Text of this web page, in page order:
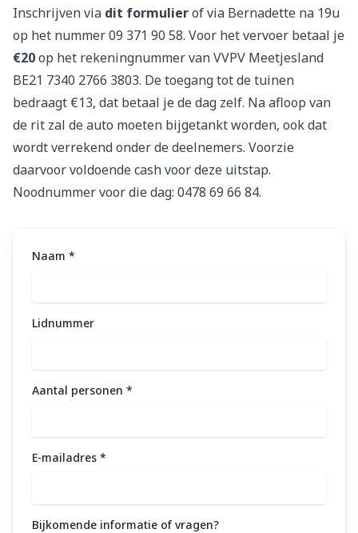
Inschrijven via dit formulierof via Bernadette na 19u
op het nummer 09 371 90 58. Voor het vervoer betaal je
€20op het rekeningnummer van VVPV Meetjesland
BE21 7340 2766 3803. De toegang tot de tuinen
bedraagt €13, dat betaal je de dag zelf. Na afloop van
de rit zal de auto moeten bijgetankt worden, ook dat
wordt verrekend onder de deelnemers. Voorzie
daarvoor voldoende cash voor deze uitstap.
Noodnummer voor die dag: 0478 69 66 84.
Naam *
Lidnummer
Aantal personen *
E-mailadres *
Bijkomende informatie of vragen?